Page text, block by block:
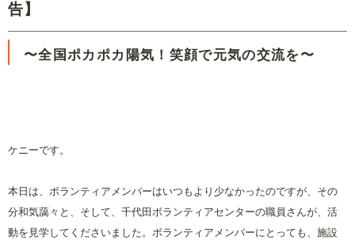
告】
〜全国ポカポカ陽気！笑顔で元気の交流を〜
ケニーです。
本日は、ボランティアメンバーはいつもより少なかったのですが、その
分和気藹々と、そして、千代田ボランティアセンターの職員さんが、活
動を見学してくださいました。ボランティアメンバーにとっても、施設